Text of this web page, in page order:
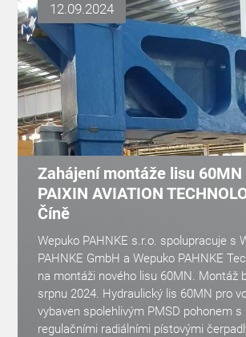
12.09.2024
Zahájení montáže lisu 60MN
PAIXIN AVIATION
Číně
Wepuko PAHNKE s.r.o. spolupracuje s
PAHNKE GmbH a Wepuko PAHNKE
na montáži nového lisu 60MN. Montáž
srpnu 2024. Hydraulický lis 60MN pro
vybaven spolehlivým PMSD pohonem s
regulačními radiálními pístovými